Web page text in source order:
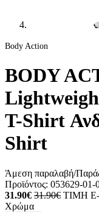
Body Action
BODY
T-Shirt
Shirt
Άμεση παραλαβή/
Προϊόντος: 053629-01-
31.90€ 31.90€ ΤΙΜΗ E-
Χρώμα